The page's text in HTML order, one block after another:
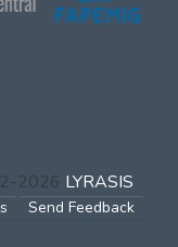
2026 LYRASIS
Send Feedback